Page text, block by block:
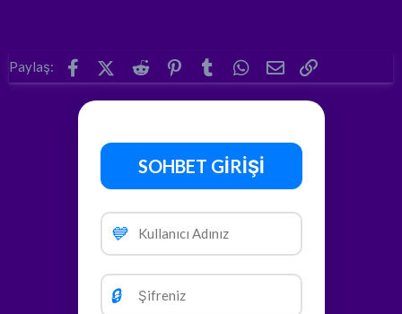
ve ülserden korunmak için sabahları aç karnına birer kaşık
içebilirsiniz.
Paylaş: FacebookX (Twitter)
Reddit Pinterest
Tumblr WhatsApp
E-posta
SOHBET GİRİŞİ
💙
🔒